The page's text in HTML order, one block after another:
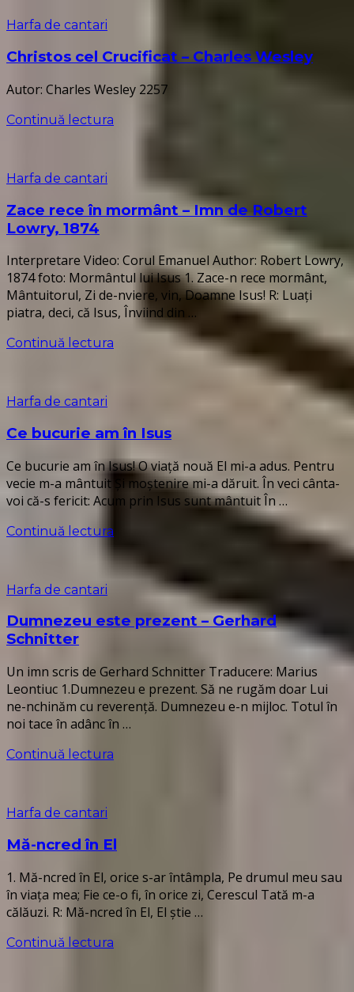
Harfa de cantari
Christos cel Crucificat – Charles Wesley
Autor: Charles Wesley 2257
Continuă lectura
Harfa de cantari
Zace rece în mormânt – Imn de Robert
Lowry, 1874
Interpretare Video: Corul Emanuel Author: Robert Lowry,
1874 foto: Mormântul lui Isus 1. Zace-n rece mormânt,
Mântuitorul, Zi de-nviere, vin, Doamne Isus! R: Luaţi
piatra, deci, că Isus, Înviind din …
Continuă lectura
Harfa de cantari
Ce bucurie am în Isus
Ce bucurie am în Isus! O viață nouă El mi-a adus. Pentru
vecie m-a mântuit Și moștenire mi-a dăruit. În veci cânta-
voi că-s fericit: Acum prin Isus sunt mântuit În …
Continuă lectura
Harfa de cantari
Dumnezeu este prezent – Gerhard
Schnitter
Un imn scris de Gerhard Schnitter Traducere: Marius
Leontiuc 1.Dumnezeu e prezent. Să ne rugăm doar Lui
ne-nchinăm cu reverență. Dumnezeu e-n mijloc. Totul în
noi tace în adânc în …
Continuă lectura
Harfa de cantari
Mă-ncred în El
1. Mă-ncred în El, orice s-ar întâmpla, Pe drumul meu sau
în viaţa mea; Fie ce-o fi, în orice zi, Cerescul Tată m-a
călăuzi. R: Mă-ncred în El, El ştie …
Continuă lectura